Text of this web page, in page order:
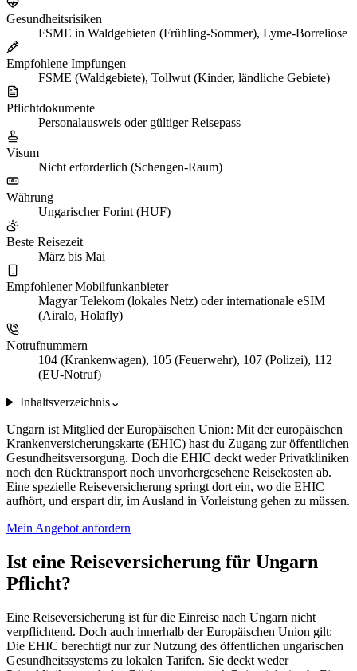
Gesundheitsrisiken
FSME in Waldgebieten (Frühling-Sommer), Lyme-Borreliose
Empfohlene Impfungen
FSME (Waldgebiete), Tollwut (Kinder, ländliche Gebiete)
Pflichtdokumente
Personalausweis oder gültiger Reisepass
Visum
Nicht erforderlich (Schengen-Raum)
Währung
Ungarischer Forint (HUF)
Beste Reisezeit
März bis Mai
Empfohlener Mobilfunkanbieter
Magyar Telekom (lokales Netz) oder internationale eSIM
(Airalo, Holafly)
Notrufnummern
104 (Krankenwagen), 105 (Feuerwehr), 107 (Polizei), 112
(EU-Notruf)
Inhaltsverzeichnis⌄
Ungarn ist Mitglied der Europäischen Union: Mit der europäischen
Krankenversicherungskarte (EHIC) hast du Zugang zur öffentlichen
Gesundheitsversorgung. Doch die EHIC deckt weder Privatkliniken
noch den Rücktransport noch unvorhergesehene Reisekosten ab.
Eine spezielle Reiseversicherung springt dort ein, wo die EHIC
aufhört, und erspart dir, im Ausland in Vorleistung gehen zu müssen.
Mein Angebot anfordern
Ist eine Reiseversicherung für Ungarn
Pflicht?
Eine Reiseversicherung ist für die Einreise nach Ungarn nicht
verpflichtend. Doch auch innerhalb der Europäischen Union gilt:
Die EHIC berechtigt nur zur Nutzung des öffentlichen ungarischen
Gesundheitssystems zu lokalen Tarifen. Sie deckt weder